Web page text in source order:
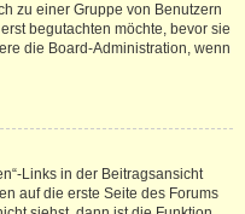
zu einer Gruppe von Benutzern
begutachten möchte, bevor sie
die Board-Administration, wenn
Links in der Beitragsansicht
auf die erste Seite des Forums